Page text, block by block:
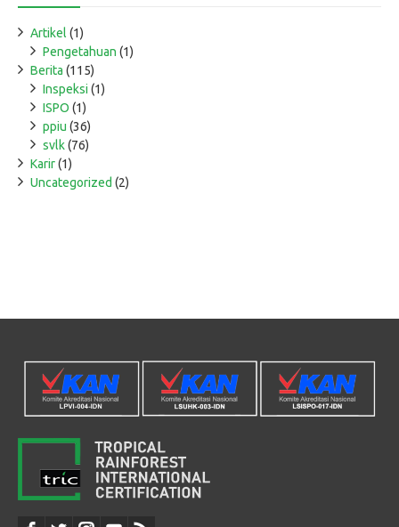
Artikel (1)
Pengetahuan (1)
Berita (115)
Inspeksi (1)
ISPO (1)
ppiu (36)
svlk(76)
Karir(1)
Uncategorized (2)